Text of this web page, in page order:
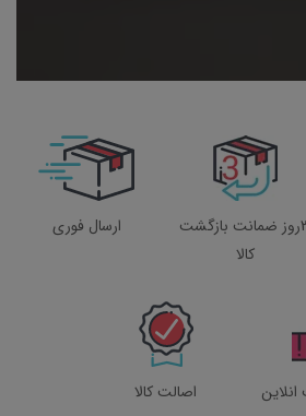
3روز ضمانت بازگشت
کالا
ارسال فوری
اصالت کالا